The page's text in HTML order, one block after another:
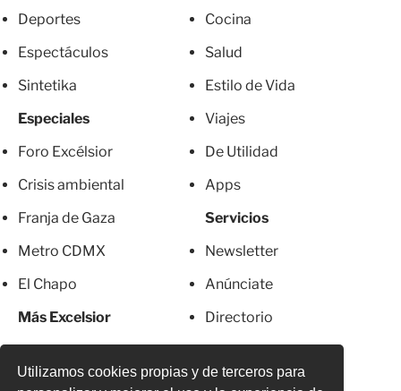
Utilizamos cookies propias y de terceros para
Deportes
Espectáculos
Sintetika
Especiales
Foro Excélsior
Crisis ambiental
Franja de Gaza
Metro CDMX
El Chapo
Más Excelsior
Cocina
Salud
Estilo de Vida
Viajes
De Utilidad
Apps
Servicios
Newsletter
Anúnciate
Directorio